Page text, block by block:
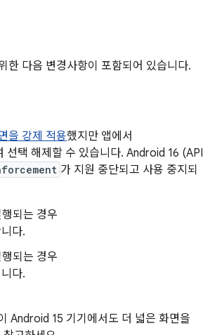
한 다음 변경사항이 포함되어 있습니다.
을 강제 적용했지만 앱에서
선택 해제할 수 있습니다. Android 16 (API
가 지원 중단되고 사용 중지되
되는 경우
다.
되는 경우
다.
Android 15 기기에서도 더 넓은 화면을